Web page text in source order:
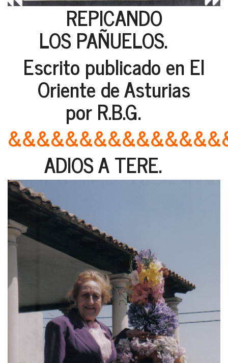
REPICANDO
LOS PAÑUELOS.
Escrito publicado en El
Oriente de Asturias
por R.B.G.
ADIOS A TERE.